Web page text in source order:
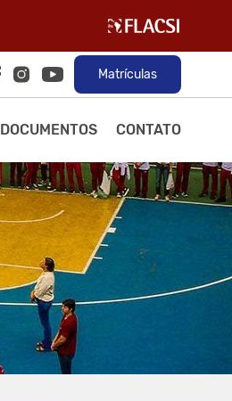
Matrículas
DOCUMENTOS CONTATO